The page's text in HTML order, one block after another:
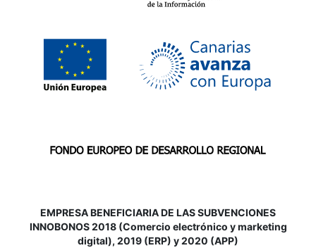
EMPRESA BENEFICIARIA DE LAS SUBVENCIONES
INNOBONOS 2018 (Comercio electrónico y marketing
digital), 2019 (ERP) y 2020 (APP)